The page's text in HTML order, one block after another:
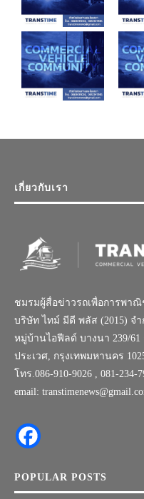
เกี่ยวกับเรา
ชมรมผู้สื่อข่าวรถเพื่อการพาณิ
บริษัท ไทม์ มีดี พลัส (2015) จำ
หมู่บ้านไอฟีลด์ บางนา 239/
ประเวศ, กรุงเทพมหานคร
โทร.086-910-9026 , 081-234-
email:
POPULAR POSTS